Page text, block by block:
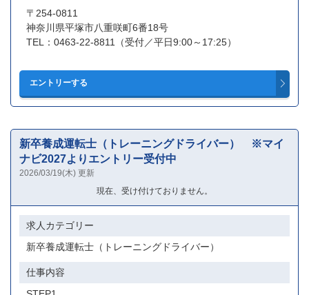
〒254-0811
神奈川県平塚市八重咲町6番18号
TEL：0463-22-8811（受付／平日9:00～17:25）
新卒養成運転士（トレーニングドライバー） ※マイ
ナビ2027よりエントリー受付中
2026/03/19(木) 更新
現在、受け付けておりません。
求人カテゴリー
新卒養成運転士（トレーニングドライバー）
仕事内容